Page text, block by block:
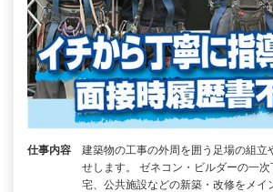
仕事内容
建築物の工事の外周を囲う足場の組立
せします。 ゼネコン・ビルダーの一
宅、公共施設などの新築・改修をメイ